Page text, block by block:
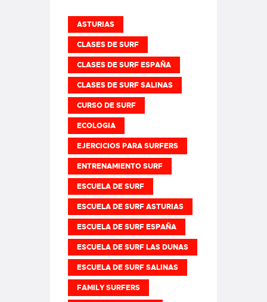
ASTURIAS
CLASES DE SURF
CLASES DE SURF ESPAÑA
CLASES DE SURF SALINAS
CURSO DE SURF
ECOLOGIA
EJERCICIOS PARA SURFERS
ENTRENAMIENTO SURF
ESCUELA DE SURF
ESCUELA DE SURF ASTURIAS
ESCUELA DE SURF ESPAÑA
ESCUELA DE SURF LAS DUNAS
ESCUELA DE SURF SALINAS
FAMILY SURFERS